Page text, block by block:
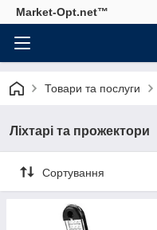
Market-Opt.net™
Товари та послуги
Ліхтарі та прожектори
Сортування